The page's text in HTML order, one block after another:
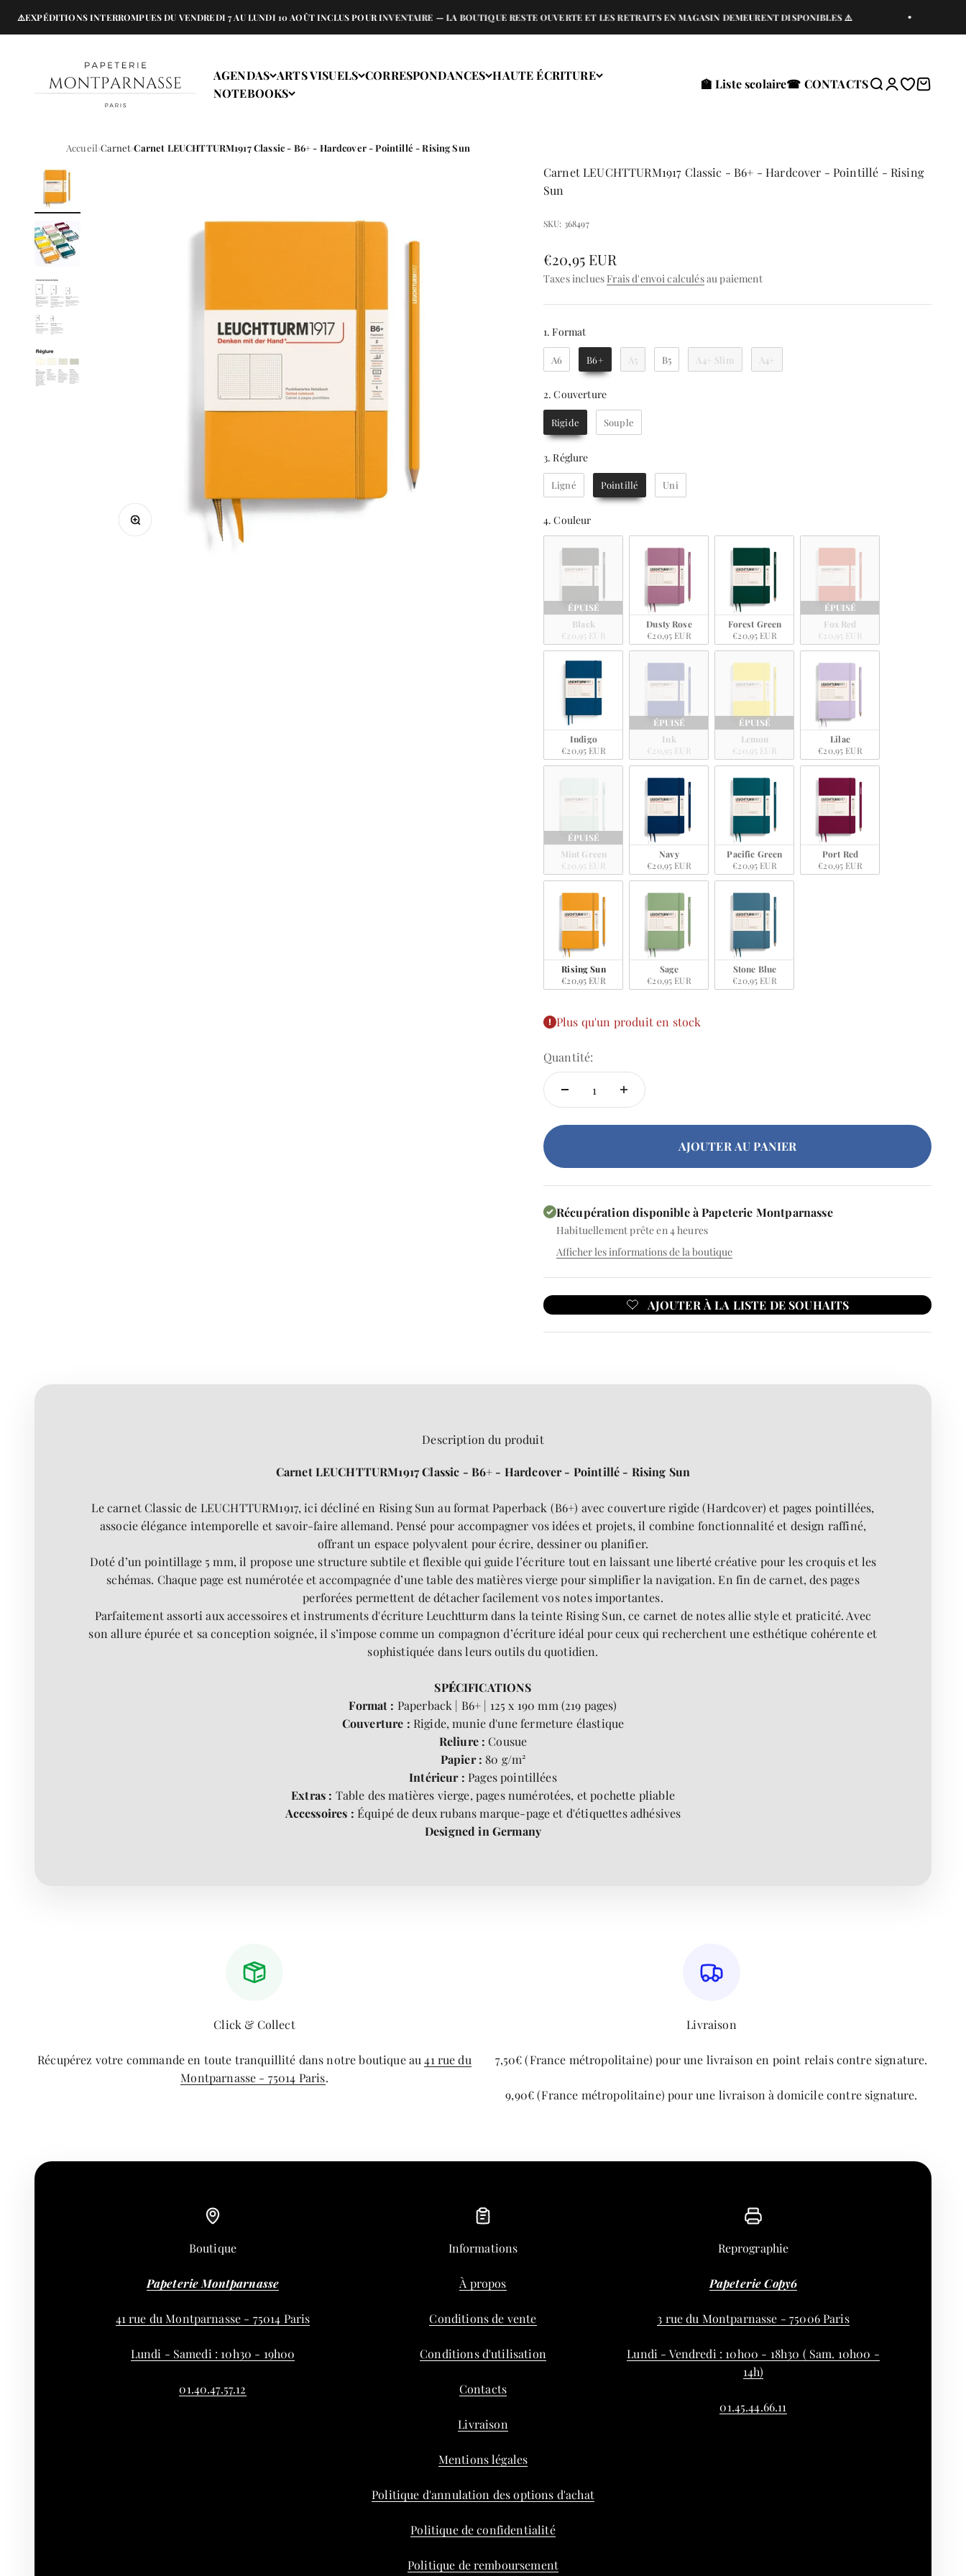
INTERROMPUES DU VENDREDI 7 AU LUNDI 10 AOÛT INCLUS POUR INVENTAIRE — LA BOUTIQUE RESTE OUVERTE ET LES RETRAITS EN MAGASIN DEMEURENT DISPONIBLES ⚠️
AGENDAS ARTS VISUELS CORRESPONDANCES HAUTE ÉCRITURE
NOTEBOOKS
Papeterie Montparnasse
🏫 Liste scolaire☎ CONTACTSRecherche
Connexion
Translation
Panier
Accueil Carnet Carnet LEUCHTTURM1917 Classic - B6+ - Hardcover - Pointillé - Rising Sun
Zoomer sur l'image
Carnet LEUCHTTURM1917 Classic - B6+ - Hardcover - Pointillé - Rising
Sun
SKU: 368497
Prix de vente
€20,95 EUR
Taxes inclues Frais d'envoi calculésau paiement
1. Format1. Format
A6 B6+ A5 B5 A4+ Slim A4+
2. Couverture2. Couverture
Rigide Souple
3. Réglure3. Réglure
Ligné Pointillé Uni
4. Couleur4. Couleur
ÉPUISÉ
Black
€20,95 EUR
Dusty Rose
€20,95 EUR
Forest Green
€20,95 EUR
ÉPUISÉ
Fox Red
€20,95 EUR
Indigo
€20,95 EUR
ÉPUISÉ
Ink
€20,95 EUR
ÉPUISÉ
Lemon
€20,95 EUR
Lilac
€20,95 EUR
ÉPUISÉ
Mint Green
€20,95 EUR
Navy
€20,95 EUR
Pacific Green
€20,95 EUR
Port Red
€20,95 EUR
Rising Sun
€20,95 EUR
Sage
€20,95 EUR
Stone Blue
€20,95 EUR
Plus qu'un produit en stock
Quantité:
AJOUTER AU PANIER
Récupération disponible à Papeterie Montparnasse
Habituellement prête en 4 heures
Afficher les informations de la boutique
Description du produit
Carnet LEUCHTTURM1917 Classic - B6+ - Hardcover - Pointillé - Rising Sun
Le carnet Classic de LEUCHTTURM1917, ici décliné en Rising Sun au format Paperback (B6+) avec couverture rigide (Hardcover) et pages pointillées,
associe élégance intemporelle et savoir-faire allemand. Pensé pour accompagner vos idées et projets, il combine fonctionnalité et design raffiné,
offrant un espace polyvalent pour écrire, dessiner ou planifier.
Doté d’un pointillage 5 mm, il propose une structure subtile et flexible qui guide l’écriture tout en laissant une liberté créative pour les croquis et les
schémas. Chaque page est numérotée et accompagnée d’une table des matières vierge pour simplifier la navigation. En fin de carnet, des pages
perforées permettent de détacher facilement vos notes importantes.
Parfaitement assorti aux accessoires et instruments d'écriture Leuchtturm dans la teinte Rising Sun, ce carnet de notes allie style et praticité. Avec
son allure épurée et sa conception soignée, il s’impose comme un compagnon d’écriture idéal pour ceux qui recherchent une esthétique cohérente et
sophistiquée dans leurs outils du quotidien.
SPÉCIFICATIONS
Format : Paperback | B6+ | 125 x 190 mm (219 pages)
Couverture : Rigide, munie d'une fermeture élastique
Reliure : Cousue
Papier : 80 g/m²
Intérieur : Pages pointillées
Extras : Table des matières vierge, pages numérotées, et pochette pliable
Accessoires : Équipé de deux rubans marque-page et d'étiquettes adhésives
Designed in Germany
Click & Collect
Récupérez votre commande en toute tranquillité dans notre boutique au41 rue du
Montparnasse - 75014 Paris.
Livraison
7,50€ (France métropolitaine) pour une livraison en point relais contre signature.
9,90€ (France métropolitaine) pour une livraison à domicile contre signature.
Boutique
Papeterie Montparnasse
41 rue du Montparnasse - 75014 Paris
Lundi - Samedi : 10h30 - 19h00
01.40.47.57.12
Informations
À propos
Conditions de vente
Conditions d'utilisation
Contacts
Livraison
Mentions légales
Politique d'annulation des options d'achat
Politique de confidentialité
Politique de remboursement
Reprographie
Papeterie Copy6
3 rue du Montparnasse - 75006 Paris
Lundi - Vendredi : 10h00 - 18h30 ( Sam. 10h00 -
14h)
01.45.44.66.11